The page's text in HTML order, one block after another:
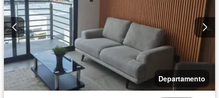
Departamento